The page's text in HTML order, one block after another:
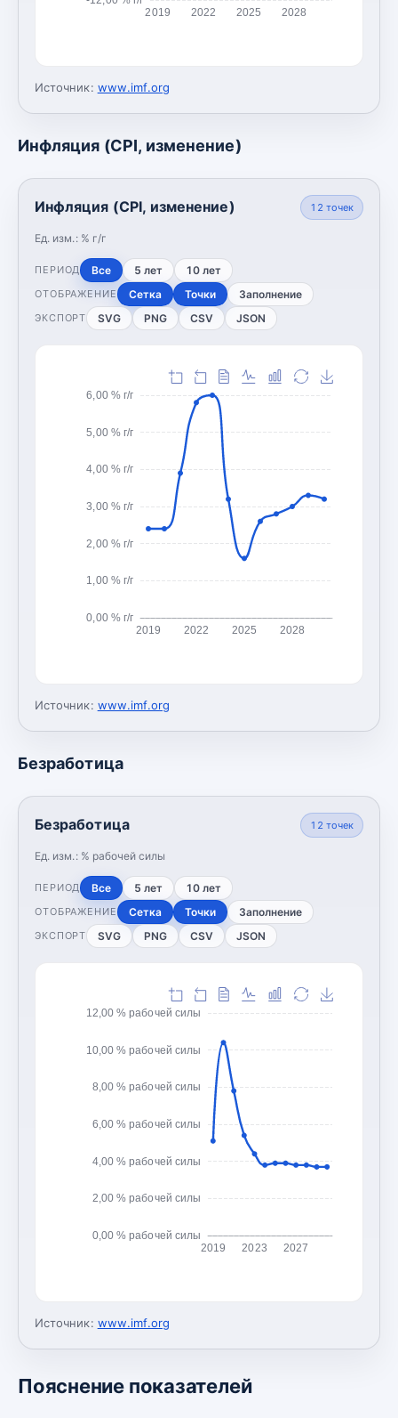
2019 2022 2025 2028
Источник: www.imf.org
Инфляция (CPI, изменение)
Инфляция (CPI, изменение)
Ед. изм.: % г/г
12 точек
ПЕРИОД Все 5 лет 10 лет
ОТОБРАЖЕНИЕ Сетка Точки Заполнение
ЭКСПОРТ SVG PNG CSV JSON
0,00 % г/г
1,00 % г/г
2,00 % г/г
3,00 % г/г
4,00 % г/г
5,00 % г/г
6,00 % г/г
2019 2022 2025 2028
Источник: www.imf.org
Безработица
Безработица
Ед. изм.: % рабочей силы
12 точек
ПЕРИОД Все 5 лет 10 лет
ОТОБРАЖЕНИЕ Сетка Точки Заполнение
ЭКСПОРТ SVG PNG CSV JSON
0,00 % рабочей силы
2,00 % рабочей силы
4,00 % рабочей силы
6,00 % рабочей силы
8,00 % рабочей силы
10,00 % рабочей силы
12,00 % рабочей силы
2019 2023 2027
Источник: www.imf.org
Пояснение показателей